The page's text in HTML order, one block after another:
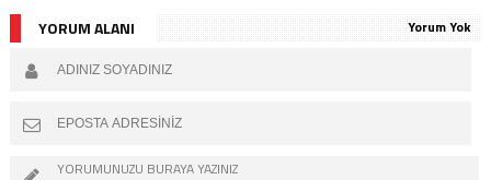
YORUM ALANI
Yorum Yok